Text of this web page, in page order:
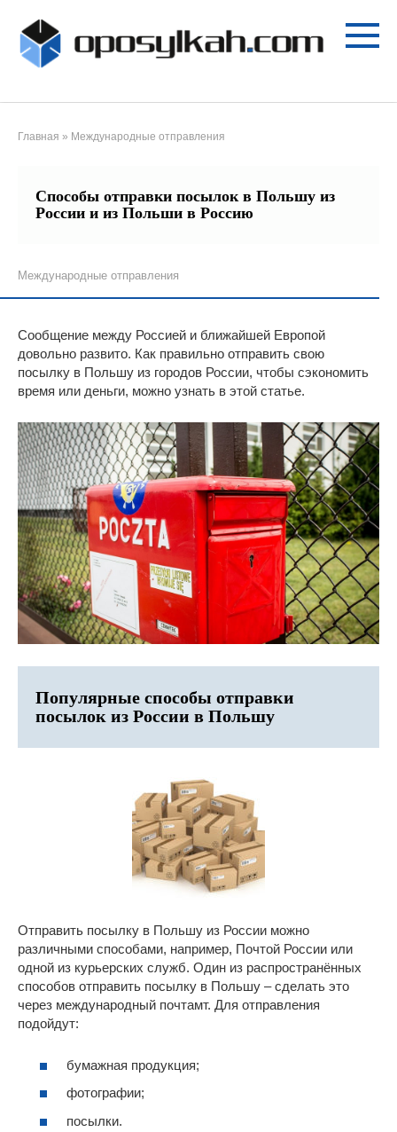
контенту
Главная » Международные отправления
Способы отправки посылок в Польшу из
России и из Польши в Россию
Международные отправления
Сообщение между Россией и ближайшей Европой
довольно развито. Как правильно отправить свою
посылку в Польшу из городов России, чтобы сэкономить
время или деньги, можно узнать в этой статье.
Популярные способы отправки
посылок из России в Польшу
Отправить посылку в Польшу из России можно
различными способами, например, Почтой России или
одной из курьерских служб. Один из распространённых
способов отправить посылку в Польшу – сделать это
через международный почтамт. Для отправления
подойдут:
бумажная продукция;
фотографии;
посылки.